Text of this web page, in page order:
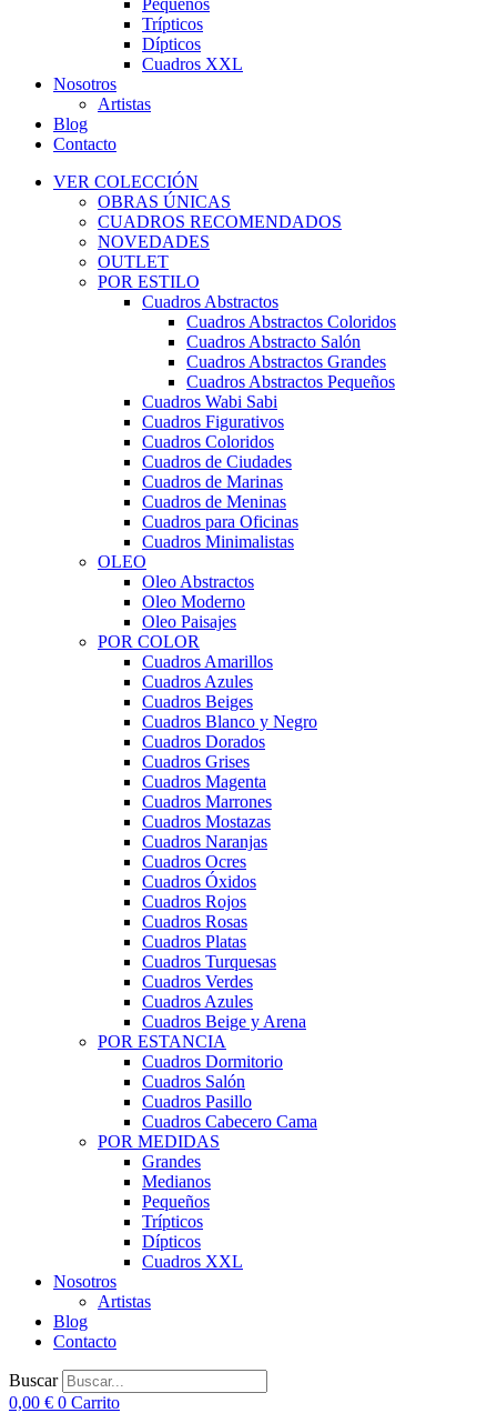
Pequeños
Trípticos
Dípticos
Cuadros XXL
Nosotros
Artistas
Blog
Contacto
VER COLECCIÓN
OBRAS ÚNICAS
CUADROS RECOMENDADOS
NOVEDADES
OUTLET
POR ESTILO
Cuadros Abstractos
Cuadros Abstractos Coloridos
Cuadros Abstracto Salón
Cuadros Abstractos Grandes
Cuadros Abstractos Pequeños
Cuadros Wabi Sabi
Cuadros Figurativos
Cuadros Coloridos
Cuadros de Ciudades
Cuadros de Marinas
Cuadros de Meninas
Cuadros para Oficinas
Cuadros Minimalistas
OLEO
Oleo Abstractos
Oleo Moderno
Oleo Paisajes
POR COLOR
Cuadros Amarillos
Cuadros Azules
Cuadros Beiges
Cuadros Blanco y Negro
Cuadros Dorados
Cuadros Grises
Cuadros Magenta
Cuadros Marrones
Cuadros Mostazas
Cuadros Naranjas
Cuadros Ocres
Cuadros Óxidos
Cuadros Rojos
Cuadros Rosas
Cuadros Platas
Cuadros Turquesas
Cuadros Verdes
Cuadros Azules
Cuadros Beige y Arena
POR ESTANCIA
Cuadros Dormitorio
Cuadros Salón
Cuadros Pasillo
Cuadros Cabecero Cama
POR MEDIDAS
Grandes
Medianos
Pequeños
Trípticos
Dípticos
Cuadros XXL
Nosotros
Artistas
Blog
Contacto
Buscar
0,00 € 0 Carrito